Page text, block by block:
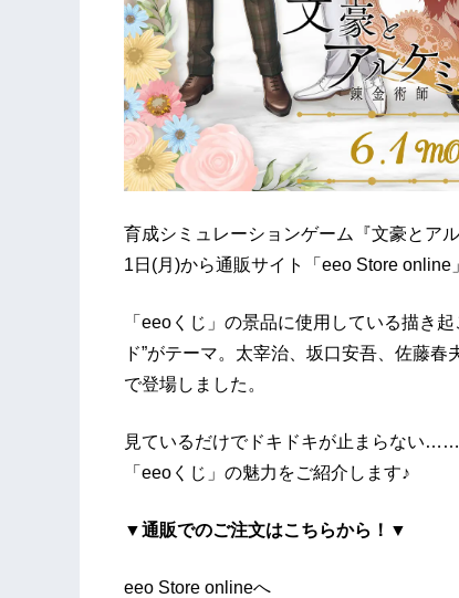
育成シミュレーションゲーム『文豪とア
1日(月)から通販サイト「eeo Store online
「eeoくじ」の景品に使用している描き
ド”がテーマ。太宰治、坂口安吾、佐藤
で登場しました。
見ているだけでドキドキが止まらない
「eeoくじ」の魅力をご紹介します♪
▼通販でのご注文はこちらから！▼
eeo Store onlineへ